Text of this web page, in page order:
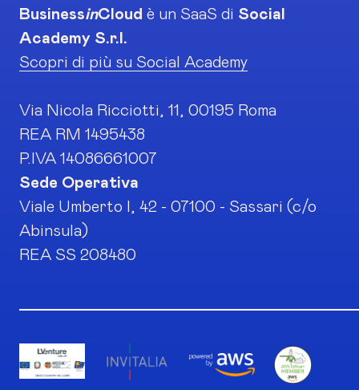
BusinessinCloud è un SaaS di Social
Academy S.r.l.
Scopri di più su Social Academy
Via Nicola Ricciotti, 11, 00195 Roma
REA RM 1495438
P.IVA 14086661007
Sede Operativa
Viale Umberto I, 42 - 07100 - Sassari (c/o
Abinsula)
REA SS 208480